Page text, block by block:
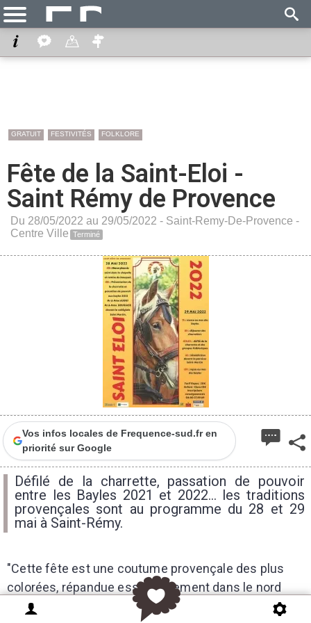
GRATUIT FESTIVITÉS FOLKLORE
Fête de la Saint-Eloi -
Saint Rémy de Provence
Du 28/05/2022 au 29/05/2022 - Saint-Remy-De-Provence -
Centre Ville Terminé
Vos infos locales de Frequence-sud.fr en
priorité sur Google
Défilé de la charrette, passation de pouvoir
entre les Bayles 2021 et 2022... les traditions
provençales sont au programme du 28 et 29
mai à Saint-Rémy.
"Cette fête est une coutume provençale des plus
colorées, répandue essentiellement dans le nord
des Alpilles, bien qu'elle soit célébrée au moins